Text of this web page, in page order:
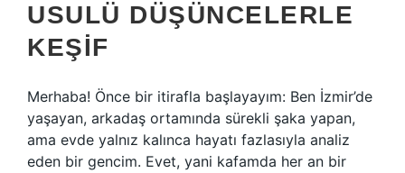
USULÜ DÜŞÜNCELERLE
KEŞIF
Merhaba! Önce bir itirafla başlayayım: Ben İzmir’de
yaşayan, arkadaş ortamında sürekli şaka yapan,
ama evde yalnız kalınca hayatı fazlasıyla analiz
eden bir gencim. Evet, yani kafamda her an bir